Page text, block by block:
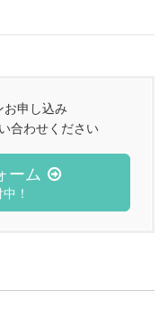
お申し込み
合わせください
ーム
！